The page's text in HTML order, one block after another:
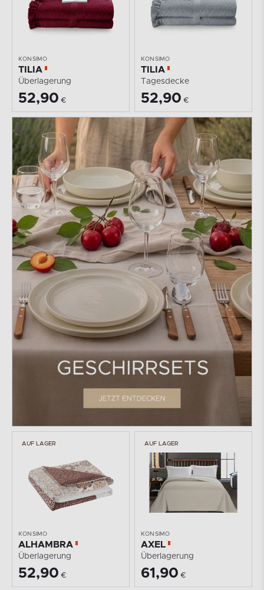
KONSIMO
TILIA
Überlagerung
52,90 €
KONSIMO
TILIA
Tagesdecke
52,90 €
AUF LAGER
KONSIMO
ALHAMBRA
Überlagerung
52,90 €
AUF LAGER
KONSIMO
AXEL
Überlagerung
61,90 €